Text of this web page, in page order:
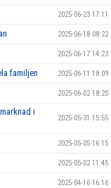
2025-06-23 17:11
2025-06-18 08:22
2025-06-17 14:23
familjen 2025-06-11 18:09
2025-06-02 18:20
i
2025-05-31 15:55
2025-05-05 16:15
2025-05-02 11:45
2025-04-16 16:16